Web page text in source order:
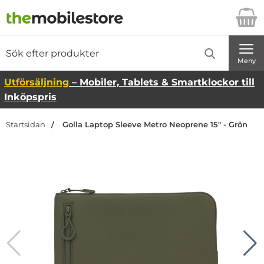
Startsidan för Danira Telecom AB
Meny
Utförsäljning – Mobiler, Tablets & Smartklockor till
Inköpspris
Startsidan Golla Laptop Sleeve Metro Neoprene 15" - Grön